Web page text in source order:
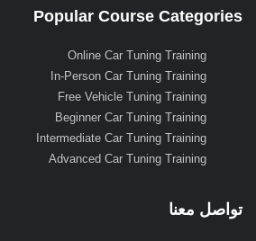
Popular Course Categories
Online Car Tuning Training
In-Person Car Tuning Training
Free Vehicle Tuning Training
Beginner Car Tuning Training
Intermediate Car Tuning Training
Advanced Car Tuning Training
تواصل معنا